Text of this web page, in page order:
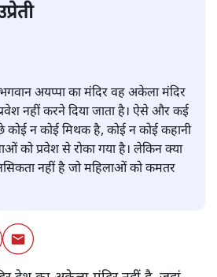
अयप्पा का मंदिर वह अकेला मंदिर
नहीं करने दिया जाता है। ऐसे और कई
कोई न कोई मिथक है, कोई न कोई कहानी
को प्रवेश से रोका गया है। लेकिन क्या
नहीं है जो महिलाओं को कमतर